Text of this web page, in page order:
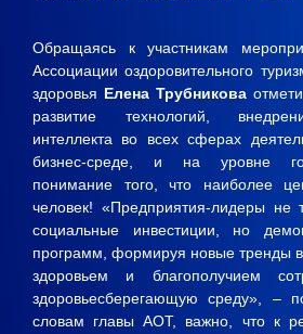
Обращаясь к участникам
Ассоциации оздоровительного
здоровья Елена Трубникова
развитие технологий,
интеллекта во всех сферах
бизнес-среде, и на уровне
понимание того, что наиболее
человек! «Предприятия-лидеры не
социальные инвестиции, но
программ, формируя новые тренды в
здоровьем и благополучием
здоровьесберегающую среду», –
словам главы АОТ, важно, что к